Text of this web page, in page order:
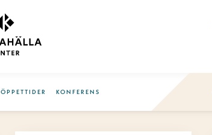
ÖPPETTIDER KONFERENS